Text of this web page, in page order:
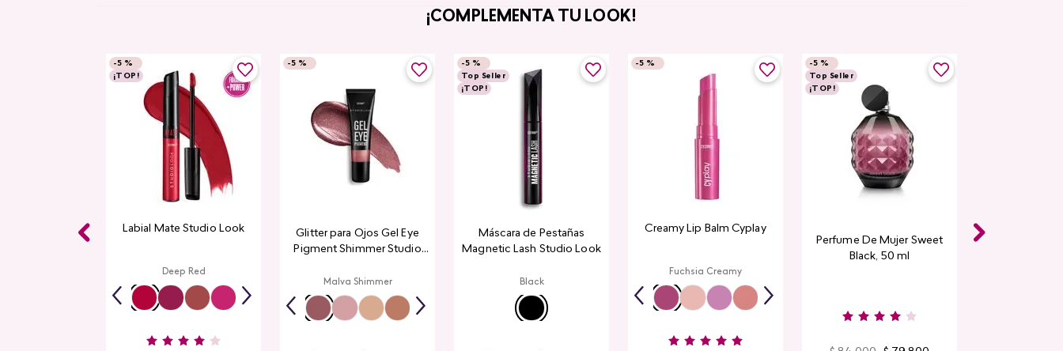
¡COMPLEMENTA TU LOOK!
-5 %
¡TOP!
Labial Mate Studio Look
Deep Red
-5 %
Glitter para Ojos Gel Eye
Pigment Shimmer Studio
Malva Shimmer
-5 %
Top Seller
¡TOP!
Máscara de Pestañas
Magnetic Lash Studio Look
Black
-5 %
Creamy Lip Balm Cyplay
Fuchsia Creamy
-5 %
Top Seller
¡TOP!
Perfume De Mujer Sweet
Black, 50 ml